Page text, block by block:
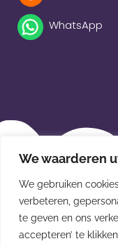
We waarderen
We gebruiken
verbeteren,
te geven en ons
accepteren’ te
WhatsApp
Beleidsverklaring
Privacybeleid
Disclaimer